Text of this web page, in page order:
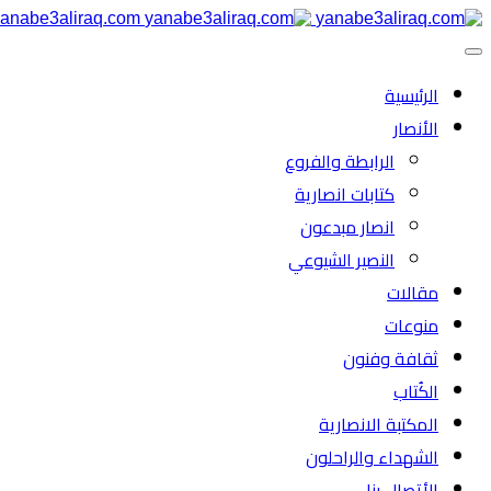
الرئیسية
الأنصار
الرابطة والفروع
كتابات انصارية
انصار مبدعون
النصیر الشیوعي
مقالات
منوعات
ثقافة وفنون
الكُتاب
المكتبة الانصارية
الشهداء والراحلون